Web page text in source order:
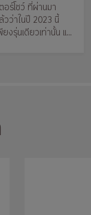
อร์โชว์ ที่ผ่านมา
วว่าในปี 2023 นี้
งรุ่นเดียวเท่านั้น แต่